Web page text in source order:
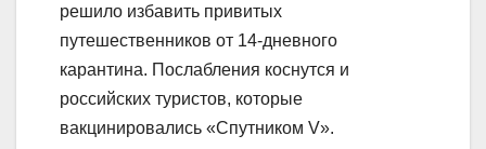
решило избавить привитых
путешественников от 14-дневного
карантина. Послабления коснутся и
российских туристов, которые
вакцинировались «Спутником V».